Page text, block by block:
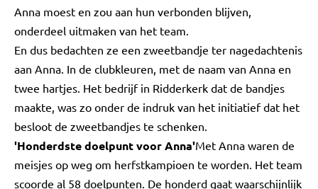
Anna moest en zou aan hun verbonden blijven,
onderdeel uitmaken van het team.
En dus bedachten ze een zweetbandje ter nagedachtenis
aan Anna. In de clubkleuren, met de naam van Anna en
twee hartjes. Het bedrijf in Ridderkerk dat de bandjes
maakte, was zo onder de indruk van het initiatief dat het
besloot de zweetbandjes te schenken.
'Honderdste doelpunt voor Anna'Met Anna waren de
meisjes op weg om herfstkampioen te worden. Het team
scoorde al 58 doelpunten. De honderd gaat waarschijnlijk